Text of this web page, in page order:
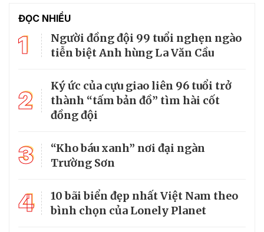
ĐỌC NHIỀU
1
Người đồng đội 99 tuổi nghẹn ngào
tiễn biệt Anh hùng La Văn Cầu
2
Ký ức của cựu giao liên 96 tuổi trở
thành “tấm bản đồ” tìm hài cốt
đồng đội
3
“Kho báu xanh” nơi đại ngàn
Trường Sơn
4
10 bãi biển đẹp nhất Việt Nam theo
bình chọn của Lonely Planet